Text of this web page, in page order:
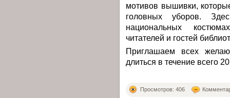
мотивов вышивки,
головных уборов.
национальных
читателей и гостей
Приглашаем всех
длиться в течение всего
Просмотров: 406